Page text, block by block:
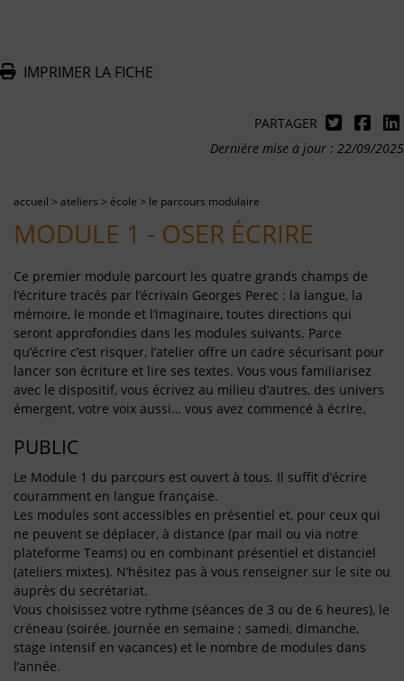
IMPRIMER LA FICHE
PARTAGER
Dernière mise à jour : 22/09/2025
accueil > ateliers > école > le parcours modulaire
MODULE 1 - OSER ÉCRIRE
Ce premier module parcourt les quatre grands champs de
l’écriture tracés par l’écrivain Georges Perec : la langue, la
mémoire, le monde et l’imaginaire, toutes directions qui
seront approfondies dans les modules suivants. Parce
qu’écrire c’est risquer, l’atelier offre un cadre sécurisant pour
lancer son écriture et lire ses textes. Vous vous familiarisez
avec le dispositif, vous écrivez au milieu d’autres, des univers
émergent, votre voix aussi… vous avez commencé à écrire.
PUBLIC
Le Module 1 du parcours est ouvert à tous. Il suffit d’écrire
couramment en langue française.
Les modules sont accessibles en présentiel et, pour ceux qui
ne peuvent se déplacer, à distance (par mail ou via notre
plateforme Teams) ou en combinant présentiel et distanciel
(ateliers mixtes). N’hésitez pas à vous renseigner sur le site ou
auprès du secrétariat.
Vous choisissez votre rythme (séances de 3 ou de 6 heures), le
créneau (soirée, journée en semaine ; samedi, dimanche,
stage intensif en vacances) et le nombre de modules dans
l’année.